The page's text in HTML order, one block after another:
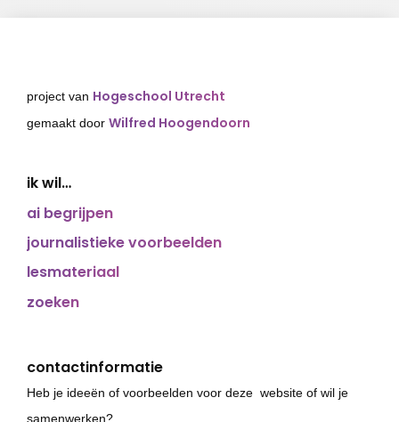
project van Hogeschool Utrecht
gemaakt door Wilfred Hoogendoorn
ik wil…
ai begrijpen
journalistieke voorbeelden
lesmateriaal
zoeken
contactinformatie
Heb je ideeën of voorbeelden voor deze website of wil je
samenwerken?